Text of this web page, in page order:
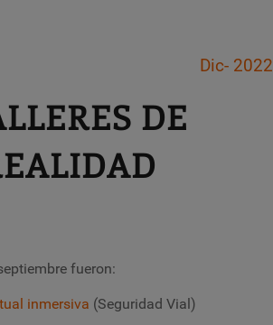
Dic- 2022
DE
fueron:
inmersiva (Seguridad Vial)